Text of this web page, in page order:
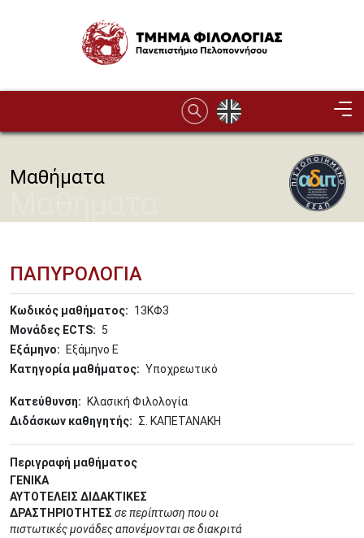
Image
Μαθήματα
ΠΑΠΥΡΟΛΟΓΙΑ
Κωδικός μαθήματος
13ΚΦ3
Μονάδες ECTS
5
Εξάμηνο
Εξάμηνο Ε
Κατηγορία μαθήματος
Υποχρεωτικό
Κατεύθυνση
Κλασική Φιλολογία
Διδάσκων καθηγητής
Σ. ΚΑΠΕΤΑΝΑΚΗ
Περιγραφή μαθήματος
ΓΕΝΙΚΑ
ΑΥΤΟΤΕΛΕΙΣ ΔΙΔΑΚΤΙΚΕΣ
ΔΡΑΣΤΗΡΙΟΤΗΤΕΣ σε περίπτωση που οι
πιστωτικές μονάδες απονέμονται σε διακριτά